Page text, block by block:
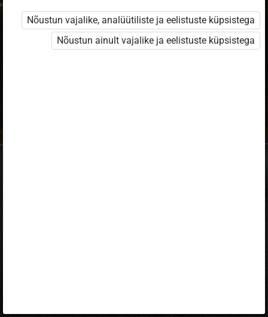
eKool
Stuudium
Opiq
HarID
Nõustun vajalike, analüütiliste ja eelistuste küpsistega
Nõustun ainult vajalike ja eelistuste küpsistega